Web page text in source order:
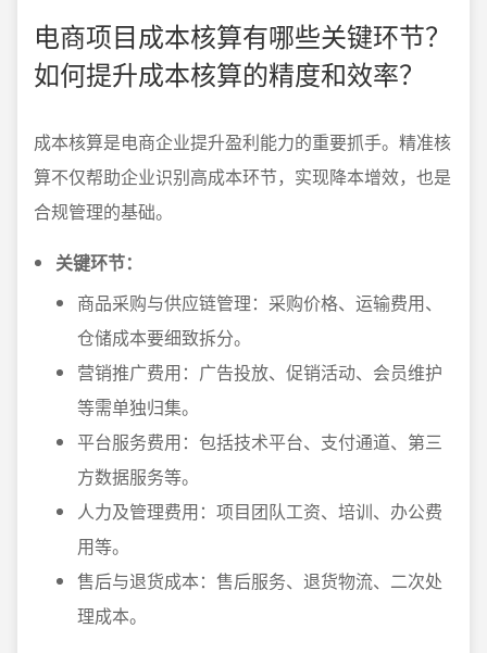
电商项目成本核算有哪些关键环节？
如何提升成本核算的精度和效率？
成本核算是电商企业提升盈利能力的重要抓手。精准核
算不仅帮助企业识别高成本环节，实现降本增效，也是
合规管理的基础。
关键环节：
商品采购与供应链管理：采购价格、运输费用、
仓储成本要细致拆分。
营销推广费用：广告投放、促销活动、会员维护
等需单独归集。
平台服务费用：包括技术平台、支付通道、第三
方数据服务等。
人力及管理费用：项目团队工资、培训、办公费
用等。
售后与退货成本：售后服务、退货物流、二次处
理成本。